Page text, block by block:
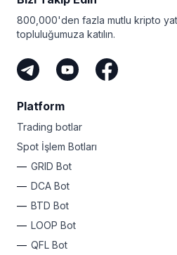
Artık FOMO yok - bu plan her
sağlar!
otomatikleştirmek için basit bir
kaydolmuyorsunuz ve içinizdeki
800,000'den fazla mutlu kripto
topluluğumuza katılın.
Platform
Trading botlar
Spot İşlem Botları
GRID Bot
DCA Bot
BTD Bot
LOOP Bot
QFL Bot